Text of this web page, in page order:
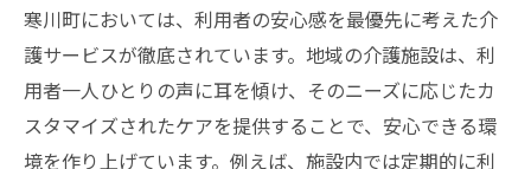
寒川町においては、利用者の安心感を最優先に考えた介
護サービスが徹底されています。地域の介護施設は、利
用者一人ひとりの声に耳を傾け、そのニーズに応じたカ
スタマイズされたケアを提供することで、安心できる環
境を作り上げています。例えば、施設内では定期的に利